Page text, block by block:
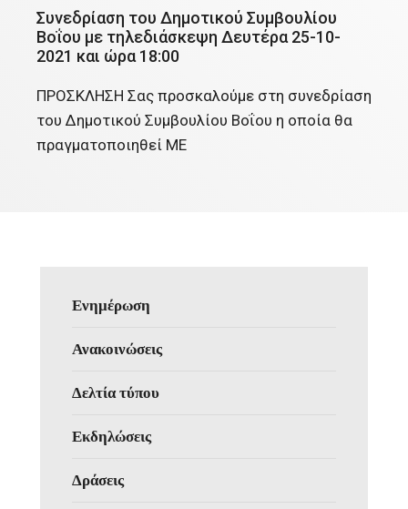
Συνεδρίαση του Δημοτικού Συμβουλίου
Βοΐου με τηλεδιάσκεψη Δευτέρα 25-10-
2021 και ώρα 18:00
ΠΡΟΣΚΛΗΣΗ Σας προσκαλούμε στη συνεδρίαση
του Δημοτικού Συμβουλίου Βοΐου η οποία θα
πραγματοποιηθεί ΜΕ
Ενημέρωση
Ανακοινώσεις
Δελτία τύπου
Εκδηλώσεις
Δράσεις